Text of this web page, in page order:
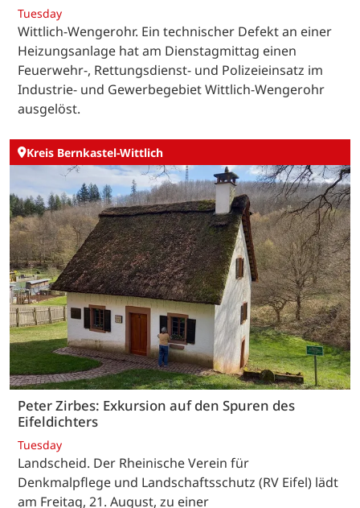
Tuesday
Wittlich-Wengerohr. Ein technischer Defekt an einer
Heizungsanlage hat am Dienstagmittag einen
Feuerwehr-, Rettungsdienst- und Polizeieinsatz im
Industrie- und Gewerbegebiet Wittlich-Wengerohr
ausgelöst.
Kreis Bernkastel-Wittlich
Peter Zirbes: Exkursion auf den Spuren des
Eifeldichters
Tuesday
Landscheid. Der Rheinische Verein für
Denkmalpflege und Landschaftsschutz (RV Eifel) lädt
am Freitag, 21. August, zu einer